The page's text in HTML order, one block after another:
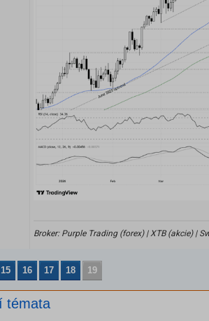
Broker: Purple Trading (forex) | XTB (akcie) |
15 16 17 18 19
témata